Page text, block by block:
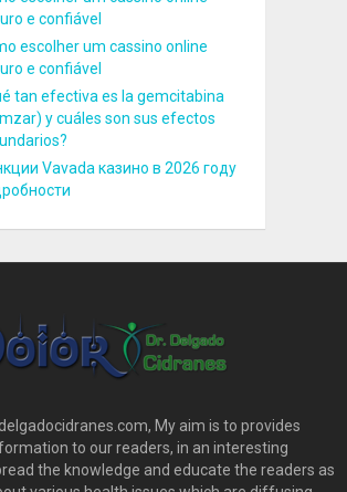
e confiável
escolher um cassino online
e confiável
tan efectiva es la gemcitabina
y cuáles son sus efectos
Vavada казино в 2026 году
My aim is to provides
to our readers, in an interesting
the knowledge and educate the readers as